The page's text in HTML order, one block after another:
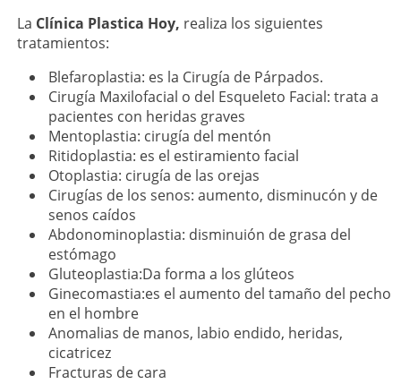
La Clínica Plastica Hoy, realiza los siguientes
tratamientos:
Blefaroplastia: es la Cirugía de Párpados.
Cirugía Maxilofacial o del Esqueleto Facial: trata a
pacientes con heridas graves
Mentoplastia: cirugía del mentón
Ritidoplastia: es el estiramiento facial
Otoplastia: cirugía de las orejas
Cirugías de los senos: aumento, disminucón y de
senos caídos
Abdonominoplastia: disminuión de grasa del
estómago
Gluteoplastia:Da forma a los glúteos
Ginecomastia:es el aumento del tamaño del pecho
en el hombre
Anomalias de manos, labio endido, heridas,
cicatricez
Fracturas de cara